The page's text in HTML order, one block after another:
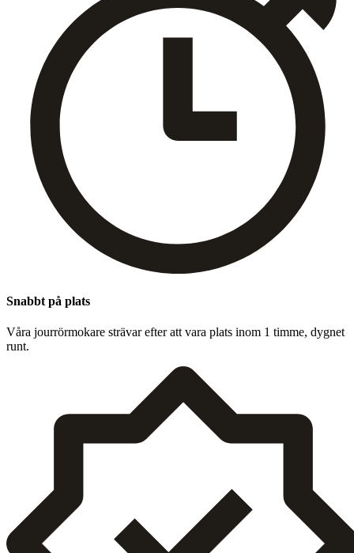
Snabbt på plats
Våra jour­rörmokare strä­var efter att vara plats inom 1 timme, dygnet
runt.